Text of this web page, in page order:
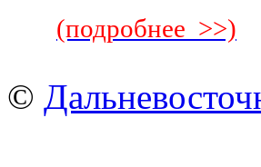
(подробнее >>)
©